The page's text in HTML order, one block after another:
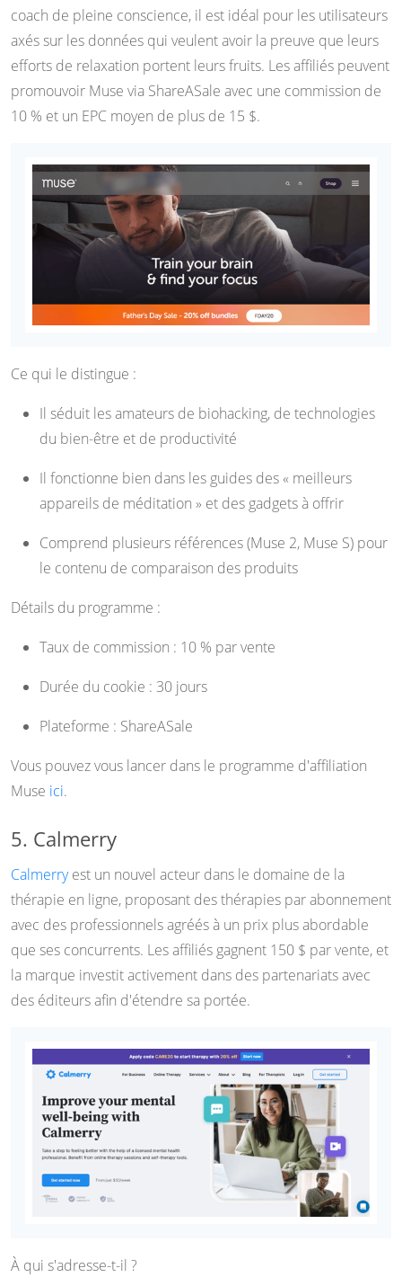
coach de pleine conscience, il est idéal pour les utilisateurs
axés sur les données qui veulent avoir la preuve que leurs
efforts de relaxation portent leurs fruits. Les affiliés peuvent
promouvoir Muse via ShareASale avec une commission de
10 % et un EPC moyen de plus de 15 $.
Ce qui le distingue :
Il séduit les amateurs de biohacking, de technologies
du bien-être et de productivité
Il fonctionne bien dans les guides des « meilleurs
appareils de méditation » et des gadgets à offrir
Comprend plusieurs références (Muse 2, Muse S) pour
le contenu de comparaison des produits
Détails du programme :
Taux de commission : 10 % par vente
Durée du cookie : 30 jours
Plateforme : ShareASale
Vous pouvez vous lancer dans le programme d'affiliation
Muse ici.
5. Calmerry
Calmerryest un nouvel acteur dans le domaine de la
thérapie en ligne, proposant des thérapies par abonnement
avec des professionnels agréés à un prix plus abordable
que ses concurrents. Les affiliés gagnent 150 $ par vente, et
la marque investit activement dans des partenariats avec
des éditeurs afin d'étendre sa portée.
À qui s'adresse-t-il ?